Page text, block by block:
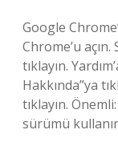
Google
Chrome’u
tıklayın.
Hakkında”ya
tıklayın.
sürümü